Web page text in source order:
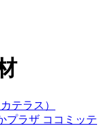
テラス）
プラザ ココミッテ